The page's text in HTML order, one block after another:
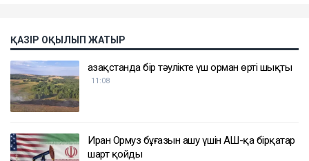
ҚАЗІР ОҚЫЛЫП ЖАТЫР
Қазақстанда бір тәулікте үш орман өрті шықты
11:08
Иран Ормуз бұғазын ашу үшін АҚШ-қа бірқатар
шарт қойды